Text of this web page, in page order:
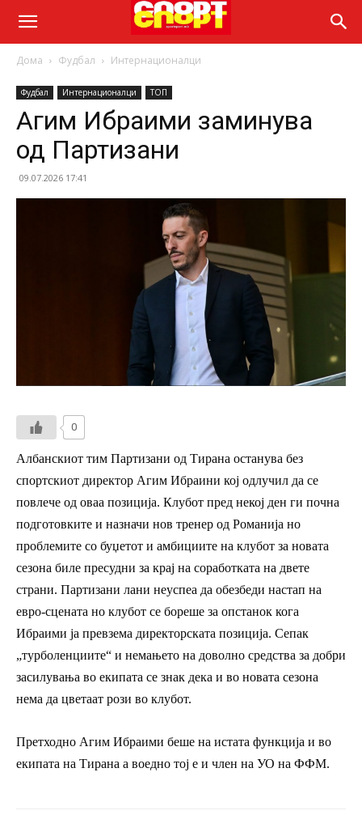
Дома Фудбал Интернационалци
Фудбал Интернационалци ТОП
Агим Ибраими заминува
од Партизани
09.07.2026 17:41
0
Албанскиот тим Партизани од Тирана останува без
спортскиот директор Агим Ибраини кој одлучил да се
повлече од оваа позиција. Клубот пред некој ден ги почна
подготовките и назначи нов тренер од Романија но
проблемите со буџетот и амбициите на клубот за новата
сезона биле пресудни за крај на соработката на двете
страни. Партизани лани неуспеа да обезбеди настап на
евро-сцената но клубот се бореше за опстанок кога
Ибраими ја превзема директорската позиција. Сепак
„турболенциите“ и немањето на доволно средства за добри
засилувања во екипата се знак дека и во новата сезона
нема да цветаат рози во клубот.
Претходно Агим Ибраими беше на истата функција и во
екипата на Тирана а воедно тој е и член на УО на ФФМ.